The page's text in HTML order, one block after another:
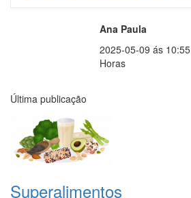
Ana Paula
2025-05-09 ás 10:55
Horas
Última publicação
Superalimentos